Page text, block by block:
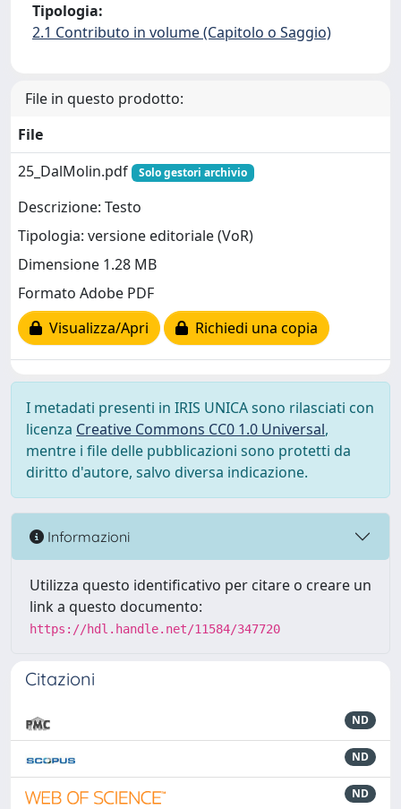
Tipologia:
2.1 Contributo in volume (Capitolo o Saggio)
File in questo prodotto:
File
25_DalMolin.pdf
Solo gestori archivio
Descrizione: Testo
Tipologia: versione editoriale (VoR)
Dimensione 1.28 MB
Formato Adobe PDF
Visualizza/Apri
Richiedi una copia
I metadati presenti in IRIS UNICA sono rilasciati con
licenza Creative Commons CC0 1.0 Universal,
mentre i file delle pubblicazioni sono protetti da
diritto d'autore, salvo diversa indicazione.
Informazioni
Utilizza questo identificativo per citare o creare un
link a questo documento:
https://hdl.handle.net/11584/347720
Citazioni
ND
ND
ND